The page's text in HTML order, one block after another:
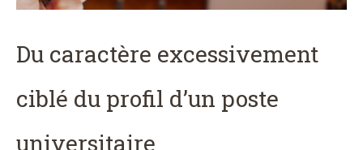
Du caractère excessivement
ciblé du profil d’un poste
universitaire